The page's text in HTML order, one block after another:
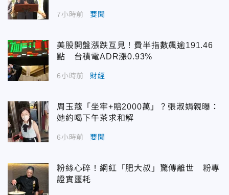
7小時前 要聞
美股開盤漲跌互見！費半指數飆逾191.46
點 台積電ADR漲0.93%
6小時前 財經
周玉蔻「坐牢+賠2000萬」？張淑娟親曝：
她約喝下午茶求和解
6小時前 要聞
粉絲心碎！網紅「肥大叔」驚傳離世 粉專
證實噩耗